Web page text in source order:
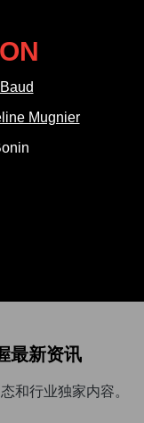
Mugnier
最新资讯
和行业独家内容。